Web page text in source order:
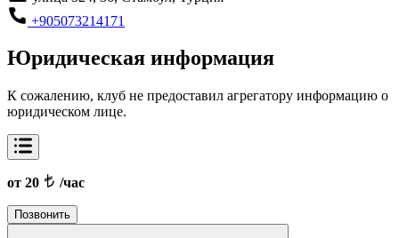
+905073214171
Юридическая информация
К сожалению, клуб не предоставил агрегатору информацию о
юридическом лице.
от 20 /час
Позвонить